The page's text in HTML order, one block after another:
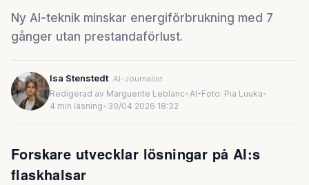
Ny AI-teknik minskar energiförbrukning med 7
gånger utan prestandaförlust.
Isa Stenstedt AI-Journalist
Redigerad av Marguerite Leblanc•AI-Foto: Pia Luuka•
4 min läsning• 30/04 2026 18:32
Forskare utvecklar lösningar på AI:s
flaskhalsar